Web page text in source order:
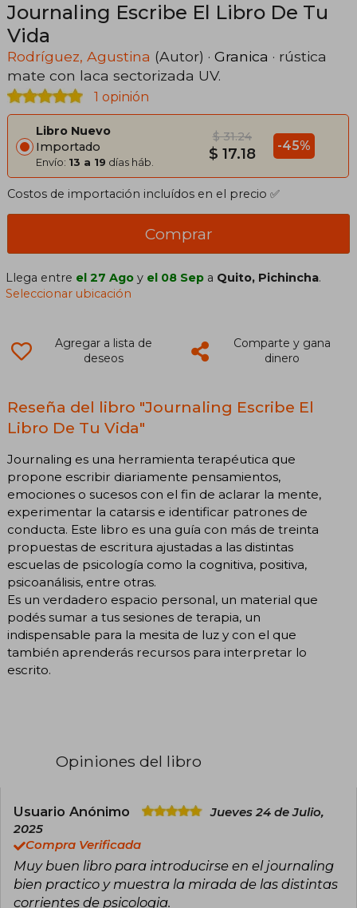
Journaling Escribe El Libro De Tu
Vida
Rodríguez, Agustina (Autor) · Granica · rústica
mate con laca sectorizada UV.
1 opinión
Libro Nuevo
Importado
Envío: 13 a 19 días háb.
$ 31.24
$ 17.18 -45%
Costos de importación incluídos en el precio ✅
Comprar
Llega entre el 27 Ago y el 08 Sep a Quito, Pichincha.
Seleccionar ubicación
Agregar a lista de
deseos
Comparte y gana
dinero
Reseña del libro "Journaling Escribe El
Libro De Tu Vida"
Journaling es una herramienta terapéutica que
propone escribir diariamente pensamientos,
emociones o sucesos con el fin de aclarar la mente,
experimentar la catarsis e identificar patrones de
conducta. Este libro es una guía con más de treinta
propuestas de escritura ajustadas a las distintas
escuelas de psicología como la cognitiva, positiva,
psicoanálisis, entre otras.
Es un verdadero espacio personal, un material que
podés sumar a tus sesiones de terapia, un
indispensable para la mesita de luz y con el que
también aprenderás recursos para interpretar lo
escrito.
Opiniones del libro
Usuario Anónimo
Jueves 24 de Julio,
2025
Compra Verificada
Muy buen libro para introducirse en el journaling
bien practico y muestra la mirada de las distintas
corrientes de psicologia.